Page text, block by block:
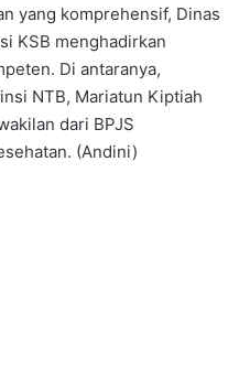
yang komprehensif, Dinas
KSB menghadirkan
Di antaranya,
NTB, Mariatun Kiptiah
dari BPJS
(Andini)